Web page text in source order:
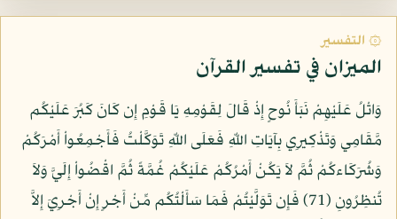
۞ التفسير
الميزان في تفسير القرآن
وَاتْلُ عَلَيْهِمْ نَبَأَ نُوحٍ إِذْ قَالَ لِقَوْمِهِ يَا قَوْمِ إِن كَانَ كَبُرَ عَلَيْكُم
مَّقَامِي وَتَذْكِيرِي بِآيَاتِ اللّهِ فَعَلَى اللّهِ تَوَكَّلْتُ فَأَجْمِعُواْ أَمْرَكُمْ
وَشُرَكَاءكُمْ ثُمَّ لاَ يَكُنْ أَمْرُكُمْ عَلَيْكُمْ غُمَّةً ثُمَّ اقْضُواْ إِلَيَّ وَلاَ
تُنظِرُونِ (71) فَإِن تَوَلَّيْتُمْ فَمَا سَأَلْتُكُم مِّنْ أَجْرٍ إِنْ أَجْرِيَ إِلاَّ